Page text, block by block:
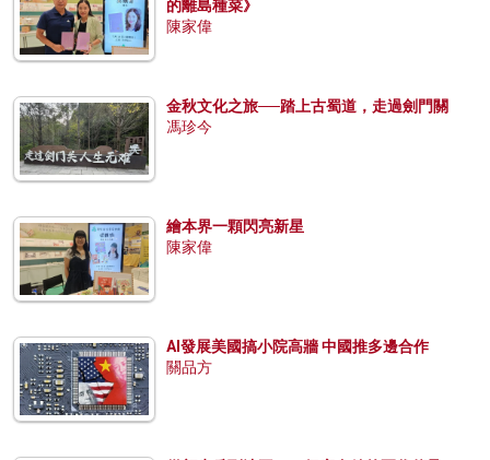
的離島種菜》
陳家偉
金秋文化之旅──踏上古蜀道，走過劍門關
馮珍今
繪本界一顆閃亮新星
陳家偉
AI發展美國搞小院高牆 中國推多邊合作
關品方